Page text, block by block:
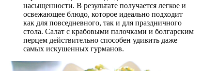
насыщенности. В результате получается легкое и
освежающее блюдо, которое идеально подходит
как для повседневного, так и для праздничного
стола. Салат с крабовыми палочками и болгарским
перцем действительно способен удивить даже
самых искушенных гурманов.